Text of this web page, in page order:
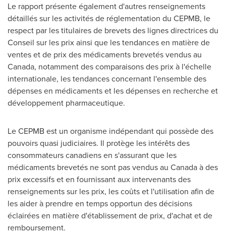
Le rapport présente également d'autres renseignements
détaillés sur les activités de réglementation du CEPMB, le
respect par les titulaires de brevets des lignes directrices du
Conseil sur les prix ainsi que les tendances en matière de
ventes et de prix des médicaments brevetés vendus au
Canada, notamment des comparaisons des prix à l'échelle
internationale, les tendances concernant l'ensemble des
dépenses en médicaments et les dépenses en recherche et
développement pharmaceutique.
Le CEPMB est un organisme indépendant qui possède des
pouvoirs quasi judiciaires. Il protège les intérêts des
consommateurs canadiens en s'assurant que les
médicaments brevetés ne sont pas vendus au Canada à des
prix excessifs et en fournissant aux intervenants des
renseignements sur les prix, les coûts et l'utilisation afin de
les aider à prendre en temps opportun des décisions
éclairées en matière d'établissement de prix, d'achat et de
remboursement.